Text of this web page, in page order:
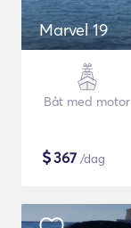
Marvel 19
Båt med motor
$367 /dag